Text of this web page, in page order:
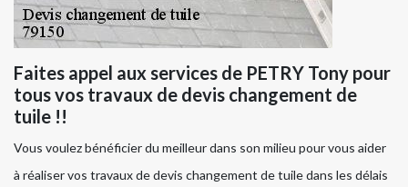
Faites appel aux services de PETRY Tony pour
tous vos travaux de devis changement de
tuile !!
Vous voulez bénéficier du meilleur dans son milieu pour vous aider
à réaliser vos travaux de devis changement de tuile dans les délais